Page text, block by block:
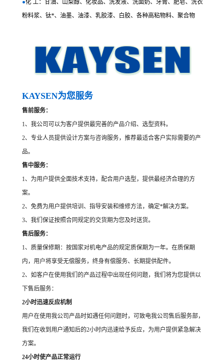
●化 工：甘油、山梨醇、化妆品、洗发液、洗面奶、牙膏、肥皂、洗衣
粉料浆、钛*、油墨、油漆、乳胶漆、白胶、各种高粘物料、聚合物
KAYSEN为您服务
售前服务：
1、我公司可以为客户提供最完善的产品介绍、选型资料。
2、专业人员提供设计方案与咨询服务，推荐最适合客户实际需要的产
品。
售中服务：
1、为用户提供全面技术支持，配合用户选型，提供最经济合理的方
案。
2、免费为用户提供培训、指导安装和维修方法，确定*解决方案。
3、我们保证按照合同规定的交货期为您及时送货。
售后服务：
1、质量保修期：按国家对机电产品的规定质保期为一年。在质保期
内，用户将享受无偿服务，终身有偿服务、长期提供配件。
2、如客户在使用我们的产品过程中出现任何问题，我们将为您提供以
下售后服务：
2小时迅速反应机制
用户在使用我公司产品时如遇任何问题时，可致电我公司售后服务部，
我们在收到用户通知后的2小时内迅速给予反应，为用户提供紧急解决
方案。
24小时使产品正常运行